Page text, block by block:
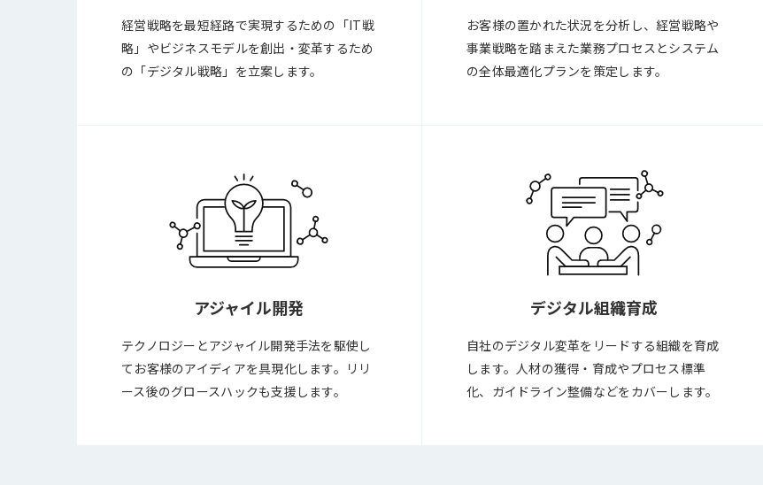
経営戦略を最短経路で実現するための「IT戦
略」やビジネスモデルを創出・変革するため
の「デジタル戦略」を立案します。
お客様の置かれた状況を分析し、経営戦略や
事業戦略を踏まえた業務プロセスとシステム
の全体最適化プランを策定します。
アジャイル開発
テクノロジーとアジャイル開発手法を駆使し
てお客様のアイディアを具現化します。リリ
ース後のグロースハックも支援します。
デジタル組織育成
自社のデジタル変革をリードする組織を育成
します。人材の獲得・育成やプロセス標準
化、ガイドライン整備などをカバーします。